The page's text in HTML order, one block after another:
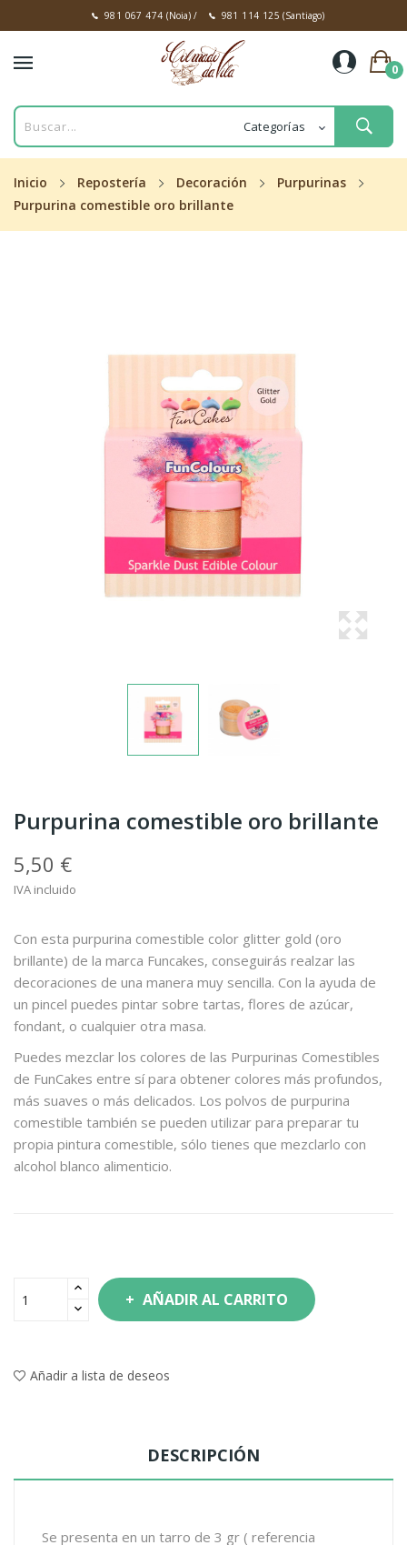
981 067 474 (Noia)/ 981 114 125 (Santiago)
0
Inicio Repostería Decoración
Purpurinas
Purpurina comestible oro brillante
Purpurina comestible oro brillante
5,50 €
IVA incluido
Con esta purpurina comestible color glitter gold (oro
brillante) de la marca Funcakes, conseguirás realzar las
decoraciones de una manera muy sencilla. Con la ayuda de
un pincel puedes pintar sobre tartas, flores de azúcar,
fondant, o cualquier otra masa.
Puedes mezclar los colores de las Purpurinas Comestibles
de FunCakes entre sí para obtener colores más profundos,
más suaves o más delicados. Los polvos de purpurina
comestible también se pueden utilizar para preparar tu
propia pintura comestible, sólo tienes que mezclarlo con
alcohol blanco alimenticio.
AÑADIR AL CARRITO
Añadir a lista de deseos
DESCRIPCIÓN
Se presenta en un tarro de 3 gr ( referencia